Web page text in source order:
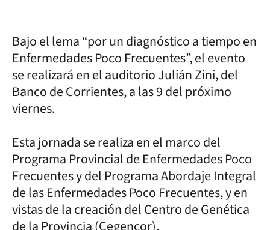
Bajo el lema “por un diagnóstico a tiempo en
Enfermedades Poco Frecuentes”, el evento
se realizará en el auditorio Julián Zini, del
Banco de Corrientes, a las 9 del próximo
viernes.
Esta jornada se realiza en el marco del
Programa Provincial de Enfermedades Poco
Frecuentes y del Programa Abordaje Integral
de las Enfermedades Poco Frecuentes, y en
vistas de la creación del Centro de Genética